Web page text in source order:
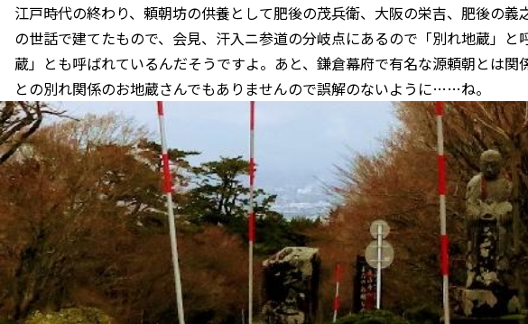
江戸時代の終わり、頼朝坊の供養として肥後の茂兵衛、大阪の栄吉、肥後の義
の世話で建てたもので、会見、汗入ニ参道の分岐点にあるので「別れ地蔵」と
蔵」とも呼ばれているんだそうですよ。あと、鎌倉幕府で有名な源頼朝とは関
との別れ関係のお地蔵さんでもありませんので誤解のないように……ね。